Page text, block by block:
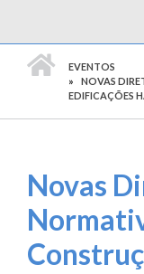
EVENTOS
NOVAS
EDIFICAÇÕES
Novas